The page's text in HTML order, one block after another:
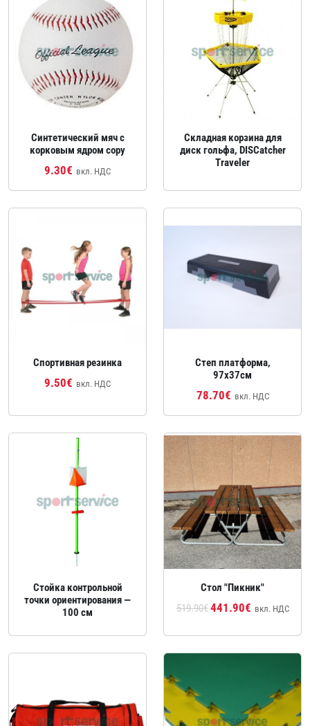
Синтетический мяч с
корковым ядром copy
9.30€ вкл. НДС
Складная корзина для
диск гольфа, DISCatcher
Traveler
Спортивная резинка
9.50€ вкл. НДС
Степ платформа,
97x37см
78.70€ вкл. НДС
Стойка контрольной
точки ориентирования —
100 см
Стол "Пикник"
519.90€441.90€ вкл. НДС